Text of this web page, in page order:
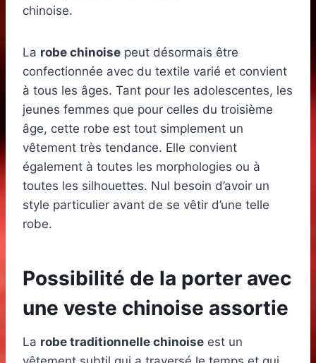
chinoise.
La robe chinoise peut désormais être
confectionnée avec du textile varié et convient
à tous les âges. Tant pour les adolescentes, les
jeunes femmes que pour celles du troisième
âge, cette robe est tout simplement un
vêtement très tendance. Elle convient
également à toutes les morphologies ou à
toutes les silhouettes. Nul besoin d’avoir un
style particulier avant de se vêtir d’une telle
robe.
Possibilité de la porter avec
une veste chinoise assortie
La robe traditionnelle chinoise est un